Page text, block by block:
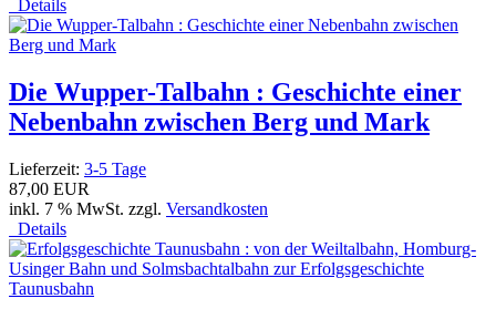
Details
Die Wupper-Talbahn : Geschichte einer
Nebenbahn zwischen Berg und Mark
Lieferzeit: 3-5 Tage
87,00 EUR
inkl. 7 % MwSt. zzgl. Versandkosten
Details